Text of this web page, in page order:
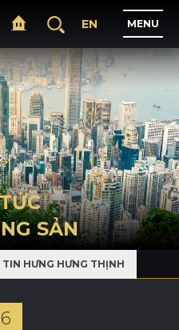
CHỦ
HIỆU
Á N
OẠ
EN MENU
SẢN
TIN HƯNG HƯNG THỊNH